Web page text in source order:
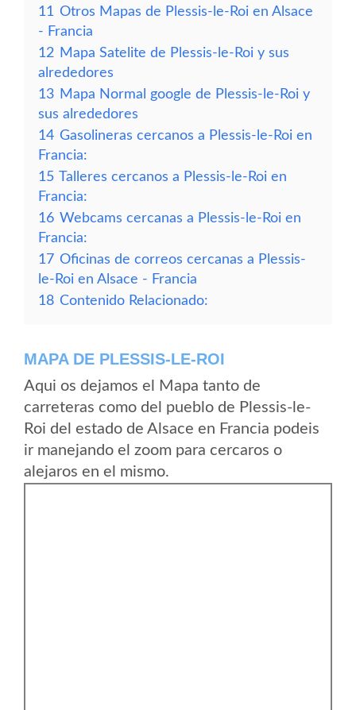
11 Otros Mapas de Plessis-le-Roi en Alsace
- Francia
12 Mapa Satelite de Plessis-le-Roi y sus
alrededores
13 Mapa Normal google de Plessis-le-Roi y
sus alrededores
14 Gasolineras cercanos a Plessis-le-Roi en
Francia:
15 Talleres cercanos a Plessis-le-Roi en
Francia:
16 Webcams cercanas a Plessis-le-Roi en
Francia:
17 Oficinas de correos cercanas a Plessis-
le-Roi en Alsace - Francia
18 Contenido Relacionado:
MAPA DE PLESSIS-LE-ROI
Aqui os dejamos el Mapa tanto de
carreteras como del pueblo de Plessis-le-
Roi del estado de Alsace en Francia podeis
ir manejando el zoom para cercaros o
alejaros en el mismo.